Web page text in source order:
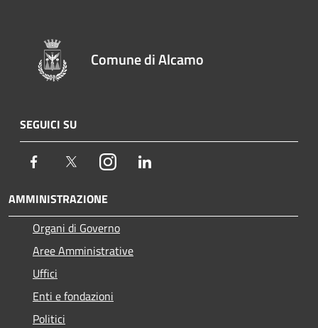
Comune di Alcamo
SEGUICI SU
Facebook TwitterInstagram
AMMINISTRAZIONE
Organi di Governo
Aree Amministrative
Uffici
Enti e fondazioni
Politici